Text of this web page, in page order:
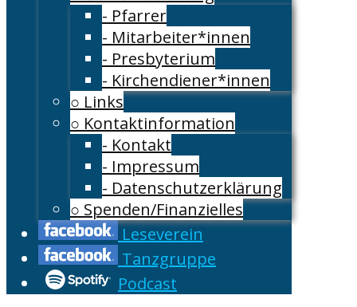
- Pfarrer
- Mitarbeiter*innen
- Presbyterium
- Kirchendiener*innen
○ Links
○ Kontaktinformation
- Kontakt
- Impressum
- Datenschutzerklärung
○ Spenden/Finanzielles
Leseverein
Tanzgruppe
Podcast